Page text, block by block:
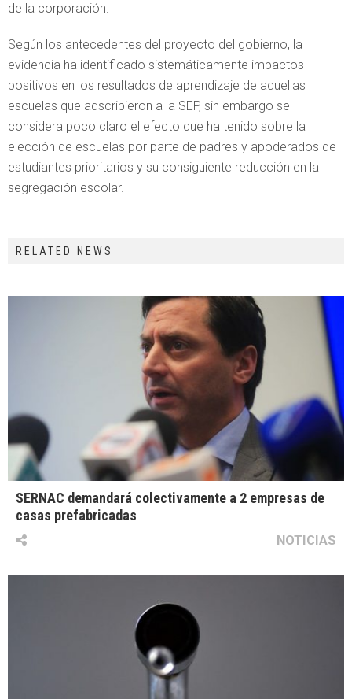
de la corporación.
Según los antecedentes del proyecto del gobierno, la
evidencia ha identificado sistemáticamente impactos
positivos en los resultados de aprendizaje de aquellas
escuelas que adscribieron a la SEP, sin embargo se
considera poco claro el efecto que ha tenido sobre la
elección de escuelas por parte de padres y apoderados de
estudiantes prioritarios y su consiguiente reducción en la
segregación escolar.
RELATED NEWS
SERNAC demandará colectivamente a 2 empresas de
casas prefabricadas
NOTICIAS